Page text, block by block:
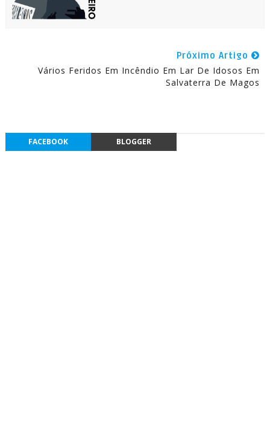
Próximo Artigo
Vários Feridos Em Incêndio Em Lar De Idosos Em
Salvaterra De Magos
FACEBOOK BLOGGER